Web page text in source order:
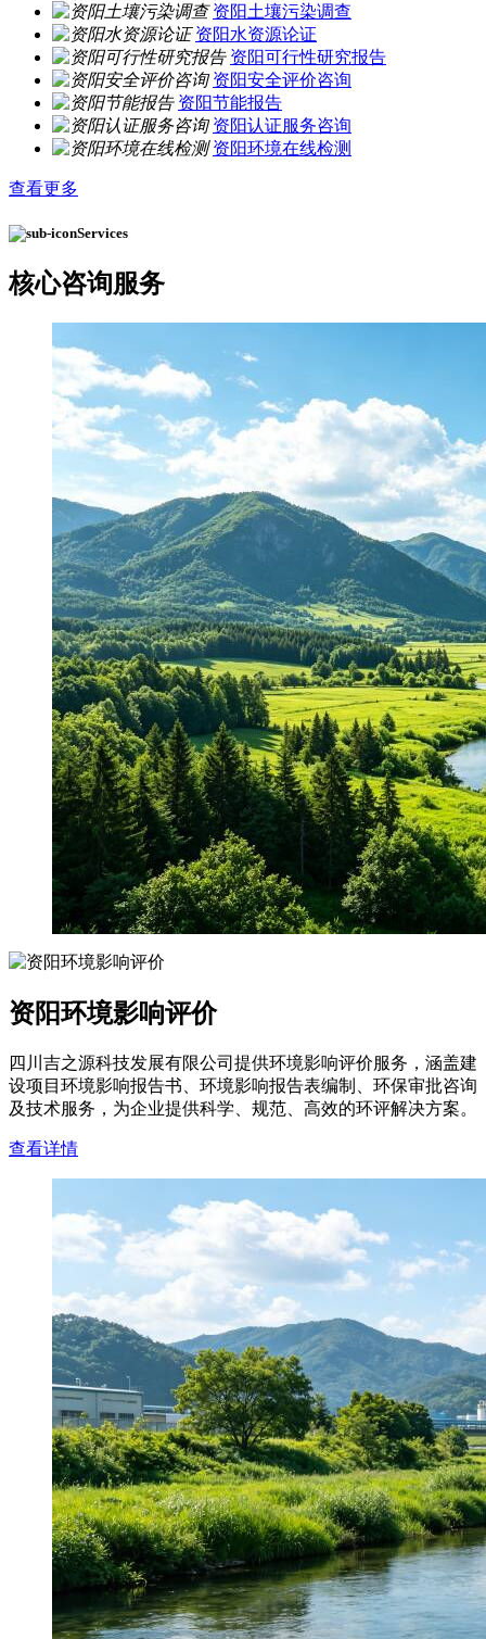
资阳土壤污染调查
资阳水资源论证
资阳可行性研究报告
资阳安全评价咨询
资阳节能报告
资阳认证服务咨询
资阳环境在线检测
查看更多
Services
核心咨询服务
资阳环境影响评价
四川吉之源科技发展有限公司提供环境影响评价服务，涵盖建
设项目环境影响报告书、环境影响报告表编制、环保审批咨询
及技术服务，为企业提供科学、规范、高效的环评解决方案。
查看详情